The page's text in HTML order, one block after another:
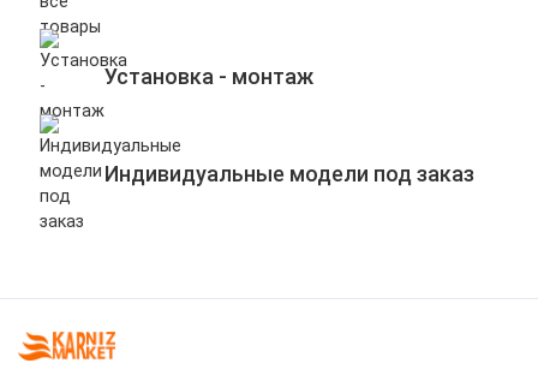
Установка - монтаж
Индивидуальные модели под заказ